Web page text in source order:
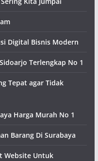
Digital Bisnis Modern
Terlengkap No 1
Tepat agar Tidak
Harga Murah No 1
Barang Di Surabaya
Website Untuk